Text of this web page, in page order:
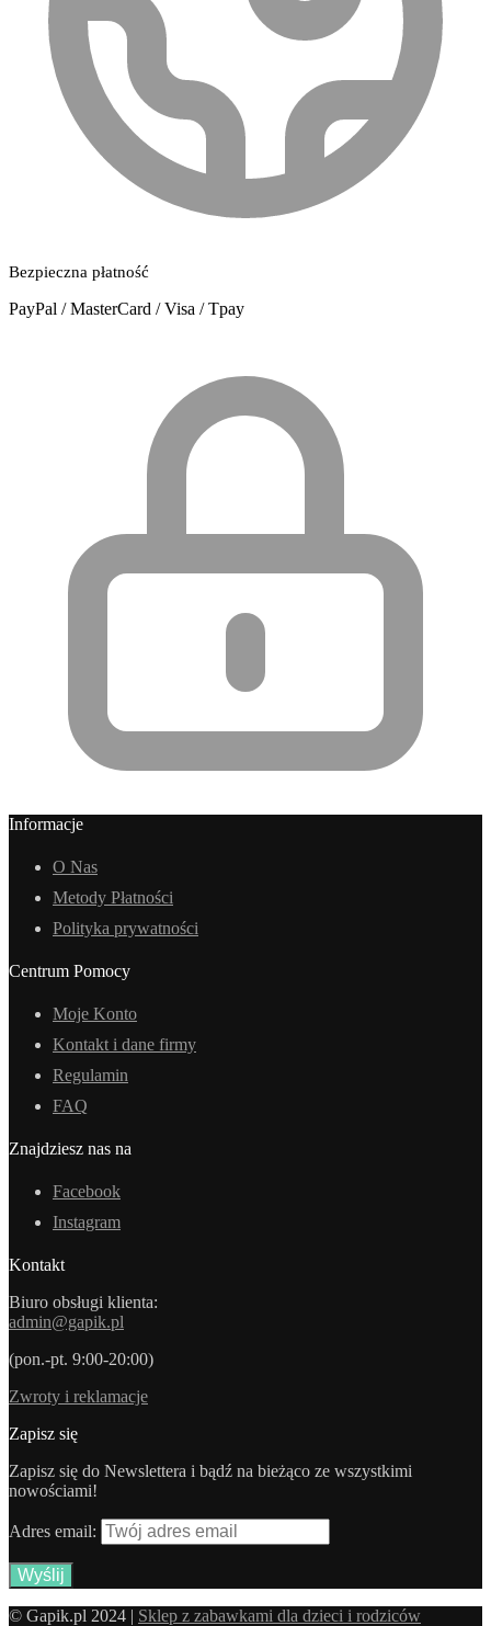
Bezpieczna płatność
PayPal / MasterCard / Visa / Tpay
Informacje
O Nas
Metody Płatności
Polityka prywatności
Centrum Pomocy
Moje Konto
Kontakt i dane firmy
Regulamin
FAQ
Znajdziesz nas na
Facebook
Instagram
Kontakt
Biuro obsługi klienta:
admin@gapik.pl
(pon.-pt. 9:00-20:00)
Zwroty i reklamacje
Zapisz się
Zapisz się do Newslettera i bądź na bieżąco ze wszystkimi
nowościami!
Adres email:
© Gapik.pl 2024 | Sklep z zabawkami dla dzieci i rodziców